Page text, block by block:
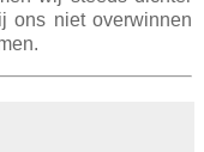
ons niet overwinnen